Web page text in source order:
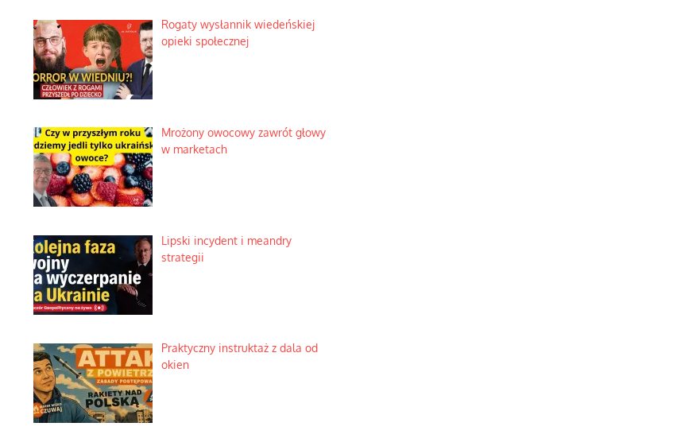
Rogaty wysłannik wiedeńskiej
opieki społecznej
Mrożony owocowy zawrót głowy
w marketach
Lipski incydent i meandry
strategii
Praktyczny instruktaż z dala od
okien